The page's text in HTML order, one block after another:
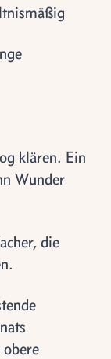
klären. Ein
Wunder
die